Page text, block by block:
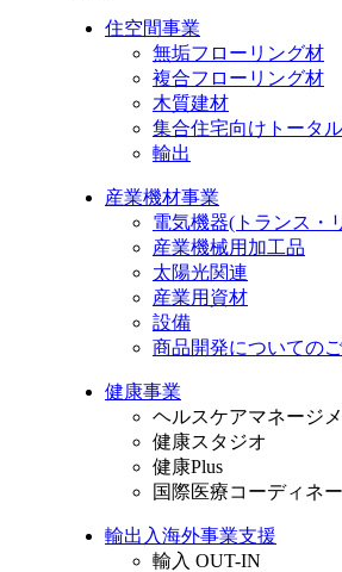
住空間事業
無垢フローリング材
複合フローリング材
木質建材
集合住宅向けトータ
輸出
産業機材事業
電気機器(トランス・
産業機械用加工品
太陽光関連
産業用資材
設備
商品開発についての
健康事業
ヘルスケアマネージ
健康スタジオ
健康Plus
国際医療コーディネ
輸出入海外事業支援
輸入 OUT-IN